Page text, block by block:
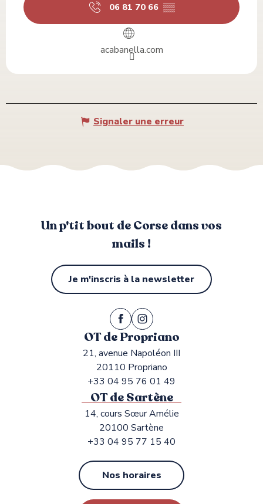
06 81 70 66 ▒▒
acabanella.com
Signaler une erreur
Un p'tit bout de Corse dans vos
mails !
Je m'inscris à la newsletter
OT de Propriano
21, avenue Napoléon III
20110 Propriano
+33 04 95 76 01 49
OT de Sartène
14, cours Sœur Amélie
20100 Sartène
+33 04 95 77 15 40
Nos horaires